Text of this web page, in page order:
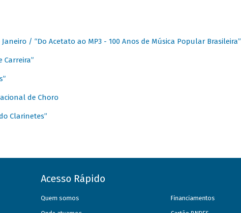
/ “Do Acetato ao MP3 - 100 Anos de Música Popular Brasileira”
Carreira”
de Choro
Clarinetes”
Acesso Rápido
Quem somos Financiamentos